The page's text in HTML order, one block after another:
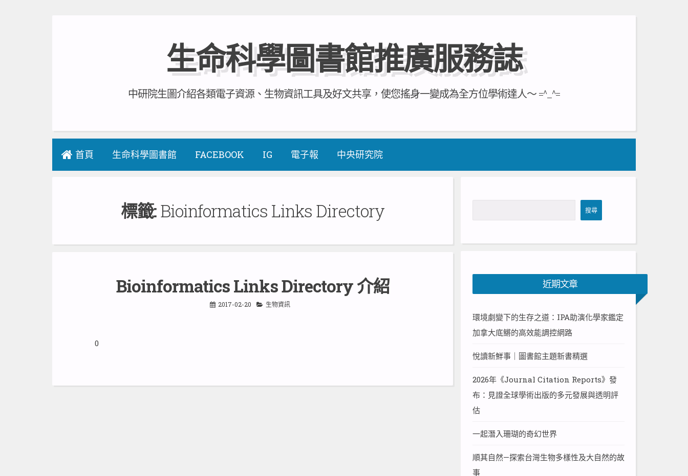
生命科學圖書館推廣服務誌
中研院生圖介紹各類電子資源、生物資訊工具及好文共享，使您搖身一變成為全方位學術達人～ =^_^=
首頁 生命科學圖書館 FACEBOOK IG 電子報 中央研究院
標籤:Bioinformatics Links Directory
Bioinformatics Links Directory 介紹
2017-02-20 生物資訊
0
尋
搜尋
近期文章
環境劇變下的生存之道：IPA助演化學家鑑定
加拿大底鱂的高效能調控網路
悅讀新鮮事｜圖書館主題新書精選
2026年《Journal Citation Reports》發
布：見證全球學術出版的多元發展與透明評
估
一起潛入珊瑚的奇幻世界
順其自然—探索台灣生物多樣性及大自然的故
事